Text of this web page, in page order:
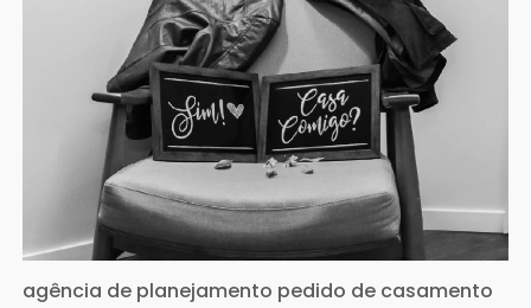
agência de planejamento pedido de casamento